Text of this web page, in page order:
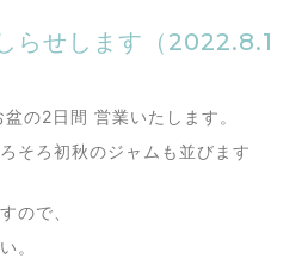
らせします（2022.8.1
の2日間 営業いたします。
そろ初秋のジャムも並びます
ので、
。